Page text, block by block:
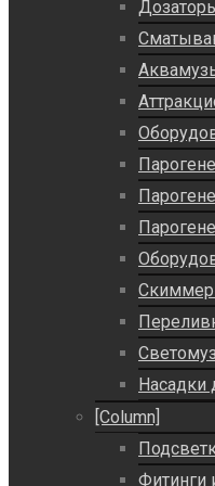
Насадки
[Column]
Фитинги